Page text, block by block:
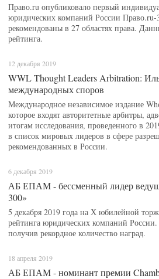
Право.ru опубликовало первый
юридических компаний России
рекомендованы в 27 областях права.
рейтинга.
12 декабря 2019
WWL Thought Leaders Arbitration:
международных споров
Международное независимое издание
которое входят авторитетные арбитры,
итогам исследования, проведенного в
в список мировых лидеров в сфере
рекомендованных в России.
6 декабря 2019
АБ ЕПАМ - бессменный лидер
300»
5 декабря 2019 года на Х юбилейной
рейтинга юридических компаний
получив рекордное количество наград.
18 апреля 2019
АБ ЕПАМ - номинант премии